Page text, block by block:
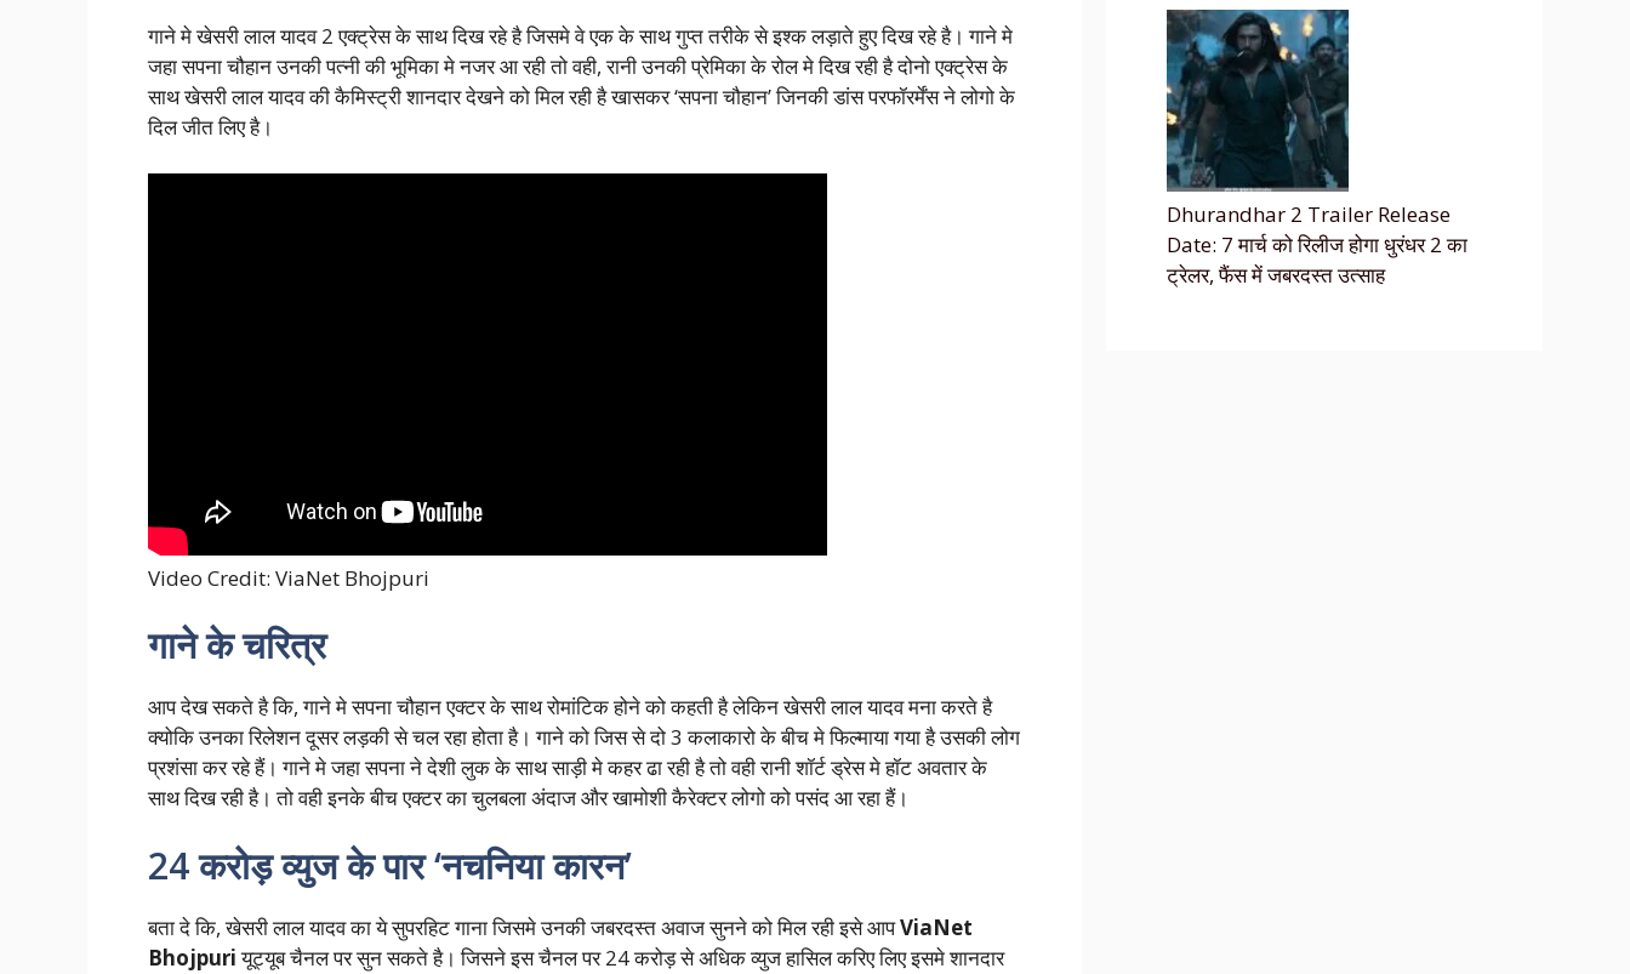
गाने मे खेसरी लाल यादव 2 एक्ट्रेस के साथ दिख रहे है जिसमे वे एक के साथ गुप्त तरीके से इश्क लड़ाते हुए दिख रहे है। गाने मे
जहा सपना चौहान उनकी पत्नी की भूमिका मे नजर आ रही तो वही, रानी उनकी प्रेमिका के रोल मे दिख रही है दोनो एक्ट्रेस के
साथ खेसरी लाल यादव की कैमिस्ट्री शानदार देखने को मिल रही है खासकर ‘सपना चौहान’ जिनकी डांस परफॉरर्मेंस ने लोगो के
दिल जीत लिए है।
Video Credit: ViaNet Bhojpuri
गाने के चरित्र
आप देख सकते है कि, गाने मे सपना चौहान एक्टर के साथ रोमांटिक होने को कहती है लेकिन खेसरी लाल यादव मना करते है
क्योकि उनका रिलेशन दूसर लड़की से चल रहा होता है। गाने को जिस से दो 3 कलाकारो के बीच मे फिल्माया गया है उसकी लोग
प्रशंसा कर रहे हैं। गाने मे जहा सपना ने देशी लुक के साथ साड़ी मे कहर ढा रही है तो वही रानी शॉर्ट ड्रेस मे हॉट अवतार के
साथ दिख रही है। तो वही इनके बीच एक्टर का चुलबला अंदाज और खामोशी कैरेक्टर लोगो को पसंद आ रहा हैं।
24 करोड़ व्युज के पार ‘नचनिया कारन’
बता दे कि, खेसरी लाल यादव का ये सुपरहिट गाना जिसमे उनकी जबरदस्त अवाज सुनने को मिल रही इसे आपViaNet
Bhojpuriयूट्यूब चैनल पर सुन सकते है। जिसने इस चैनल पर 24 करोड़ से अधिक व्युज हासिल करिए लिए इसमे शानदार
Dhurandhar 2 Trailer Release
Date: 7 मार्च को रिलीज होगा धुरंधर 2 का
ट्रेलर, फैंस में जबरदस्त उत्साह